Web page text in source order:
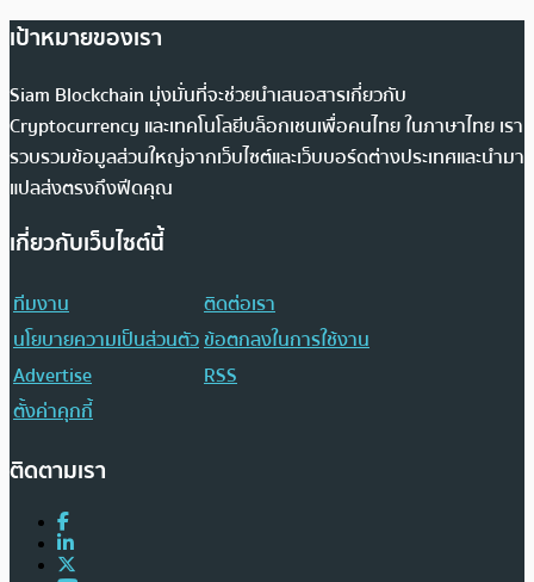
เป้าหมายของเรา
Siam Blockchain มุ่งมั่นที่จะช่วยนำเสนอสารเกี่ยวกับ
Cryptocurrency และเทคโนโลยีบล็อกเชนเพื่อคนไทย ในภาษาไทย เรา
รวบรวมข้อมูลส่วนใหญ่จากเว็บไซต์และเว็บบอร์ดต่างประเทศและนำมา
แปลส่งตรงถึงฟีดคุณ
เกี่ยวกับเว็บไซต์นี้
ทีมงาน
ติดต่อเรา
นโยบายความเป็นส่วนตัวข้อตกลงในการใช้งาน
Advertise
RSS
ตั้งค่าคุกกี้
ติดตามเรา